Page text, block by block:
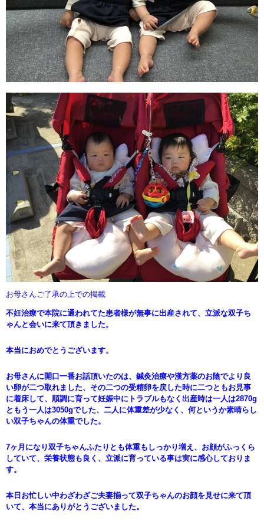
お母さんご了承の上での掲載
不妊治療で本院に通われてた患者様が無事に出産されて、立派な双子ち
ゃんと会いに来て頂きました。
本当におめでとうございます。
お母さんに開口一番お話頂いたのは、鍼灸治療や漢方薬のお陰でより良
い卵が二つ取れました、その二つの受精卵を戻した時に二つともお見事
に着床して、順調に育って妊娠中にトラブルもなく出産時は一人は2870g
ともう一人は3050gでした、二人に体重差が少なく、何というか素晴らし
い双子ちゃんの体重でした。
7ヶ月になり双子ちゃんふたりとも体重もしっかり増え、お顔がふっくら
していて、栄養状態も良く、立派に育っている事は実に感心しておりま
す。
本日お忙しい中わざわざご夫妻揃って双子ちゃんのお顔を見せに来て頂
いて、本当にありがとうございました。